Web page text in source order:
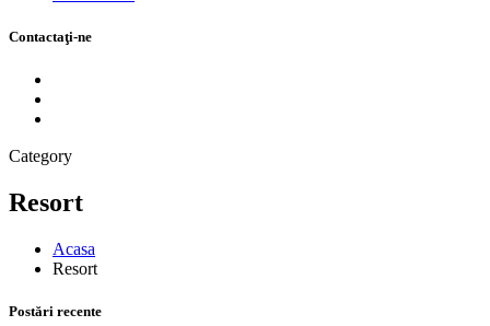
Contactaţi-ne
Category
Resort
Acasa
Resort
Postări recente